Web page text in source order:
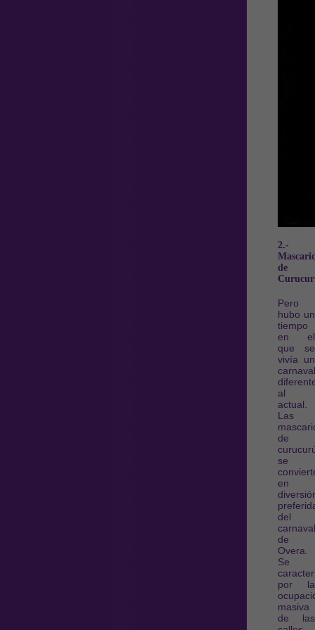
2.-
de
Pero
hubo un
tiempo
en el
que se
vivía un
carnaval
al
actual.
Las
de
se
en
del
carnaval
de
Overa.
Se
por la
masiva
de las